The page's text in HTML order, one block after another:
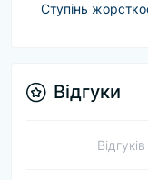
Ступінь
Відгуки